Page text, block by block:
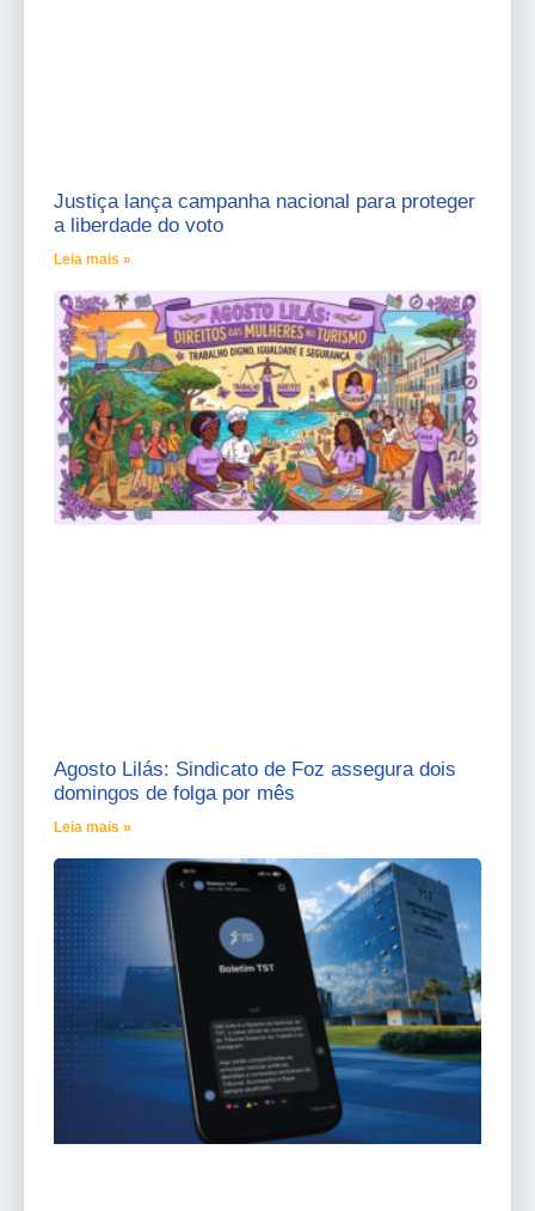
Justiça lança campanha nacional para proteger
a liberdade do voto
Leia mais »
Agosto Lilás: Sindicato de Foz assegura dois
domingos de folga por mês
Leia mais »